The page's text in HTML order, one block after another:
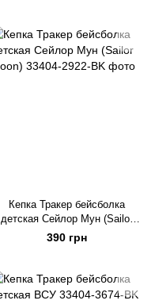
Кепка Тракер бейсболка
детская Сейлор Мун (Sailor
Moon)
390 грн